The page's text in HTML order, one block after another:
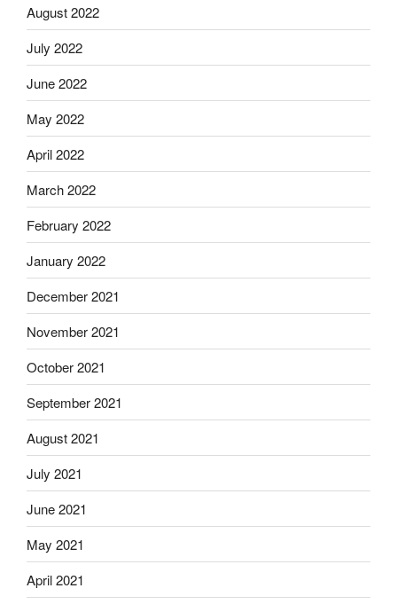
August 2022
July 2022
June 2022
May 2022
April 2022
March 2022
February 2022
January 2022
December 2021
November 2021
October 2021
September 2021
August 2021
July 2021
June 2021
May 2021
April 2021